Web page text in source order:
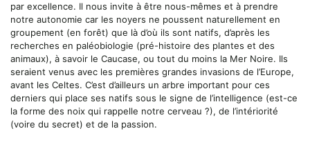
par excellence. Il nous invite à être nous-mêmes et à prendre
notre autonomie car les noyers ne poussent naturellement en
groupement (en forêt) que là d’où ils sont natifs, d’après les
recherches en paléobiologie (pré-histoire des plantes et des
animaux), à savoir le Caucase, ou tout du moins la Mer Noire. Ils
seraient venus avec les premières grandes invasions de l’Europe,
avant les Celtes. C’est d’ailleurs un arbre important pour ces
derniers qui place ses natifs sous le signe de l’intelligence (est-ce
la forme des noix qui rappelle notre cerveau ?), de l’intériorité
(voire du secret) et de la passion.